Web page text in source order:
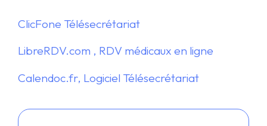
ClicFone Télésecrétariat
LibreRDV.com , RDV médicaux en ligne
Calendoc.fr, Logiciel Télésecrétariat